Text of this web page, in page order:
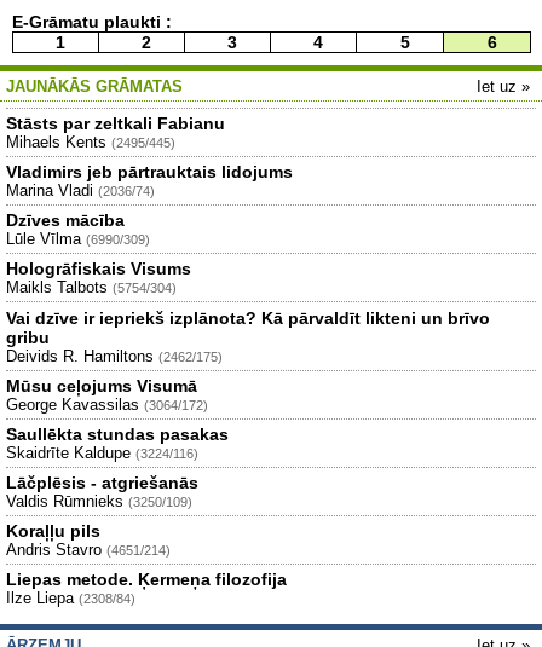
E-Grāmatu plaukti :
1
2 3 4 5 6
JAUNĀKĀS GRĀMATAS Iet uz »
Stāsts par zeltkali Fabianu
Mihaels Kents (2495/445)
Vladimirs jeb pārtrauktais lidojums
Marina Vladi (2036/74)
Dzīves mācība
Lūle Vīlma (6990/309)
Hologrāfiskais Visums
Maikls Talbots (5754/304)
Vai dzīve ir iepriekš izplānota? Kā pārvaldīt likteni un brīvo
gribu
Deivids R. Hamiltons (2462/175)
Mūsu ceļojums Visumā
George Kavassilas (3064/172)
Saullēkta stundas pasakas
Skaidrīte Kaldupe (3224/116)
Lāčplēsis - atgriešanās
Valdis Rūmnieks (3250/109)
Koraļļu pils
Andris Stavro (4651/214)
Liepas metode. Ķermeņa filozofija
Ilze Liepa (2308/84)